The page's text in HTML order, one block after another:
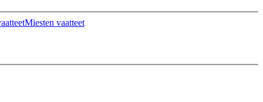
Miesten vaatteet